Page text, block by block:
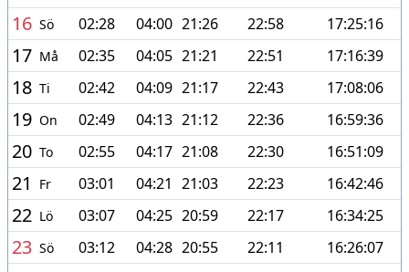
16 Sö 02:28 04:00 21:26 22:58 17:25:16
17 Må 02:35 04:05 21:21 22:51 17:16:39
18 Ti 02:42 04:09 21:17 22:43 17:08:06
19 On 02:49 04:13 21:12 22:36 16:59:36
20 To 02:55 04:17 21:08 22:30 16:51:09
21 Fr 03:01 04:21 21:03 22:23 16:42:46
22 Lö 03:07 04:25 20:59 22:17 16:34:25
23 Sö 03:12 04:28 20:55 22:11 16:26:07